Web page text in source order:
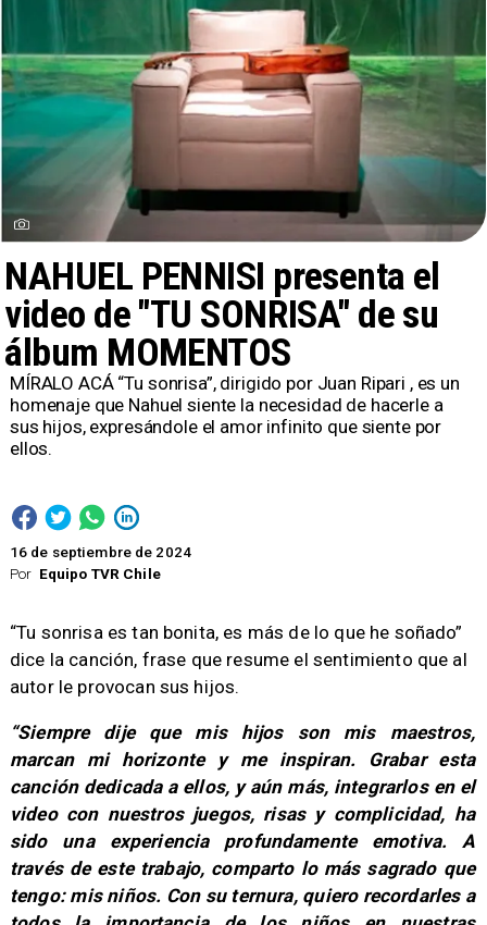
Por Equipo TVR Chile
NAHUEL PENNISI presenta el
video de "TU SONRISA" de su
álbum MOMENTOS
16 de septiembre de 2024
MÍRALO ACÁ “Tu sonrisa”, dirigido por Juan Ripari , es un
homenaje que Nahuel siente la necesidad de hacerle a
sus hijos, expresándole el amor infinito que siente por
ellos.
“Tu sonrisa es tan bonita, es más de lo que he soñado”
dice la canción, frase que resume el sentimiento que al
autor le provocan sus hijos.
“Siempre dije que mis hijos son mis maestros,
marcan mi horizonte y me inspiran. Grabar esta
canción dedicada a ellos, y aún más, integrarlos en el
video con nuestros juegos, risas y complicidad, ha
sido una experiencia profundamente emotiva. A
través de este trabajo, comparto lo más sagrado que
tengo: mis niños. Con su ternura, quiero recordarles a